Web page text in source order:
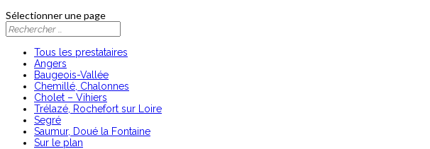
Sélectionner une page
Tous les prestataires
Angers
Baugeois-Vallée
Chemillé, Chalonnes
Cholet – Vihiers
Trélazé, Rochefort sur Loire
Segré
Saumur, Doué la Fontaine
Sur le plan